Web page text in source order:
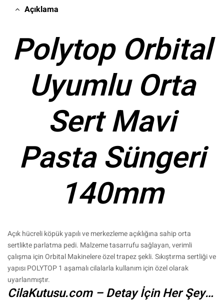
Açıklama
Polytop Orbital
Uyumlu Orta
Sert Mavi
Pasta Süngeri
140mm
Açık hücreli köpük yapılı ve merkezleme açıklığına sahip orta
sertlikte parlatma pedi. Malzeme tasarrufu sağlayan, verimli
çalışma için Orbital Makinelere özel trapez şekli. Sıkıştırma sertliği ve
yapısı POLYTOP 1 aşamalı cilalarla kullanım için özel olarak
uyarlanmıştır.
CilaKutusu.com – Detay İçin Her Şey…